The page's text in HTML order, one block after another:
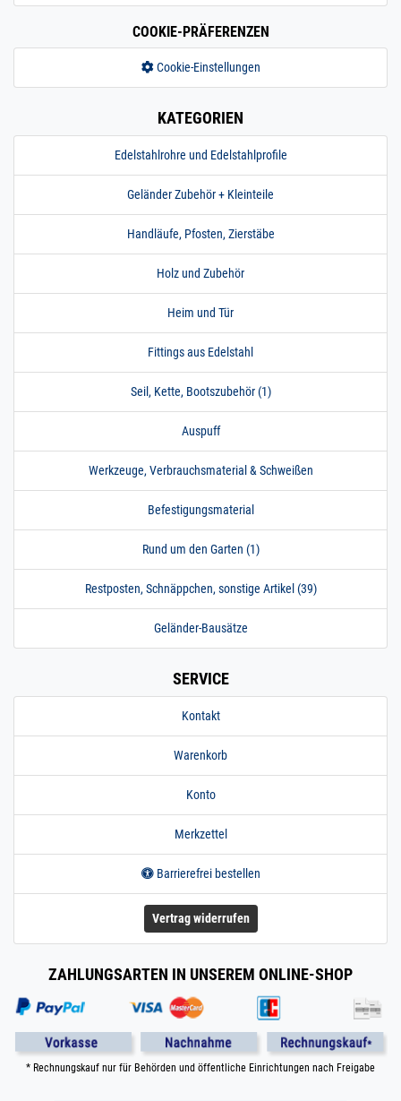
COOKIE-PRÄFERENZEN
Cookie-Einstellungen
KATEGORIEN
Edelstahlrohre und Edelstahlprofile
Geländer Zubehör + Kleinteile
Handläufe, Pfosten, Zierstäbe
Holz und Zubehör
Heim und Tür
Fittings aus Edelstahl
Seil, Kette, Bootszubehör (1)
Auspuff
Werkzeuge, Verbrauchsmaterial & Schweißen
Befestigungsmaterial
Rund um den Garten (1)
Restposten, Schnäppchen, sonstige Artikel (39)
Geländer-Bausätze
SERVICE
Kontakt
Warenkorb
Konto
Merkzettel
Barrierefrei bestellen
Vertrag widerrufen
ZAHLUNGSARTEN IN UNSEREM ONLINE-SHOP
* Rechnungskauf nur für Behörden und öffentliche Einrichtungen nach Freigabe